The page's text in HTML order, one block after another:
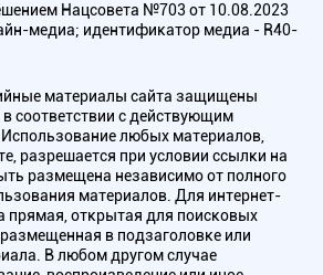
Нацсовета №703 от 10.08.2023
медиа; идентификатор медиа - R40-
материалы сайта защищены
соответствии с действующим
любых материалов,
разрешается при условии ссылки на
размещена независимо от полного
материалов. Для интернет-
прямая, открытая для поисковых
в подзаголовке или
В любом другом случае